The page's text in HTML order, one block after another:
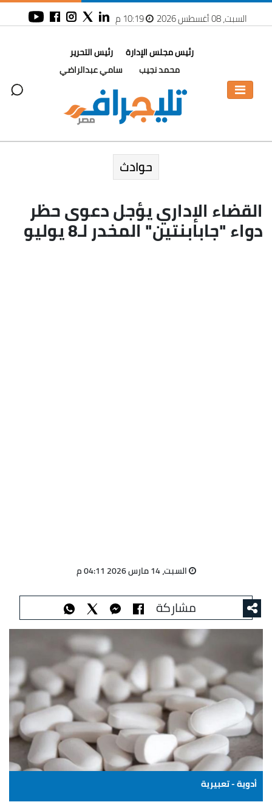
السبت، 08 أغسطس 2026 10:19 م
رئيس مجلس الإدارة
محمد نجيب
رئيس التحرير
سامي عبدالراضي
حوادث
القضاء الإداري يؤجل دعوى حظر
دواء "جابابنتين" المخدر لـ8 يوليو
السبت، 14 مارس 2026 04:11 م
مشاركة
أدوية - تعبيرية